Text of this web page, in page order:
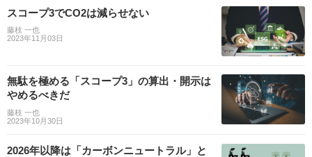
スコープ3でCO2は減らせない
藤枝 一也
2023年11月03日
無駄を極める「スコープ3」の算出・開示は
やめるべきだ
藤枝 一也
2023年10月30日
2026年以降は「カーボンニュートラル」と